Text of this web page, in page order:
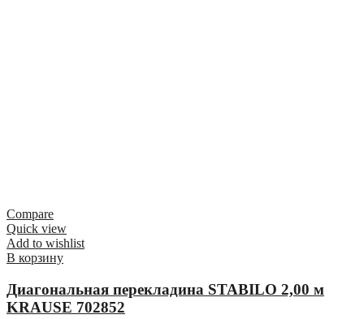
Compare
Quick view
Add to wishlist
В корзину
Диагональная перекладина STABILO 2,00 м
KRAUSE 702852